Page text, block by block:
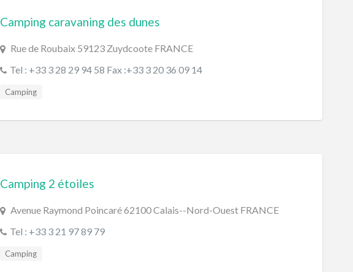
Camping caravaning des dunes
Rue de Roubaix 59123 Zuydcoote FRANCE
Tel : +33 3 28 29 94 58 Fax :+33 3 20 36 09 14
Camping
Camping 2 étoiles
Avenue Raymond Poincaré 62100 Calais--Nord-Ouest FRANCE
Tel : +33 3 21 97 89 79
Camping